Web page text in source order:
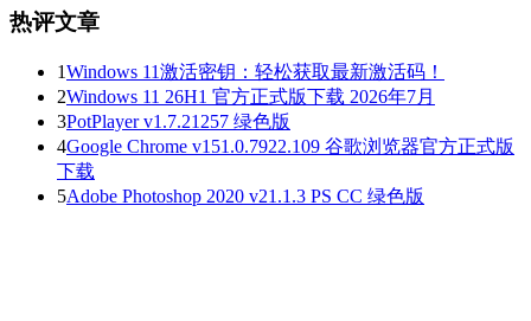
热评文章
1Windows 11激活密钥：轻松获取最新激活码！
2Windows 11 26H1 官方正式版下载 2026年7月
3PotPlayer v1.7.21257 绿色版
4Google Chrome v151.0.7922.109 谷歌浏览器官方正式版
下载
5Adobe Photoshop 2020 v21.1.3 PS CC 绿色版